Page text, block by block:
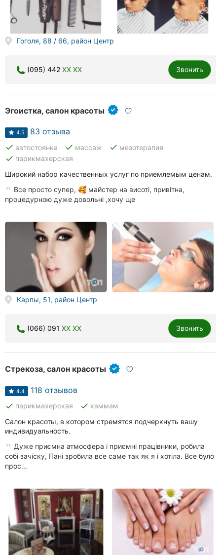
Гоголя, 88 / 66, район Центр
(095) 442 XX XX Звонить
Эгоистка, салон красоты
4.5 83 отзыва
done автостоянка done массаж done мезотерапия
done парикмахерская
Широкий набор качественных услуг по приемлемым ценам.
Все просто супер, 🥰 майстер на висоті, привітна,
процедурною дуже довольні ,хочу ще
Карпы, 51, район Центр
(066) 091 XX XX Звонить
Стрекоза, салон красоты
4.4 118 отзывов
done парикмахерская done хаммам
Салон красоты, в котором стремятся подчеркнуть вашу
индивидуальность.
Дуже приємна атмосфера і приємні працівники, робила
собі зачіску, Пані зробила все саме так як я і хотіла. Все було
прос...